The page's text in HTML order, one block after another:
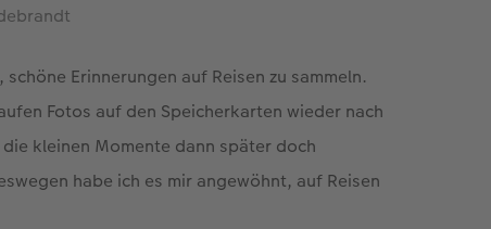
Erinnerungen auf Reisen zu sammeln.
Fotos auf den Speicherkarten wieder nach
kleinen Momente dann später doch
habe ich es mir angewöhnt, auf Reisen